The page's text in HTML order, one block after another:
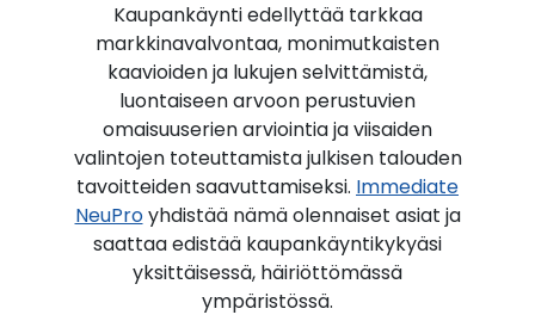
Kaupankäynti edellyttää tarkkaa
markkinavalvontaa, monimutkaisten
kaavioiden ja lukujen selvittämistä,
luontaiseen arvoon perustuvien
omaisuuserien arviointia ja viisaiden
valintojen toteuttamista julkisen talouden
tavoitteiden saavuttamiseksi. Immediate
NeuProyhdistää nämä olennaiset asiat ja
saattaa edistää kaupankäyntikykyäsi
yksittäisessä, häiriöttömässä
ympäristössä.